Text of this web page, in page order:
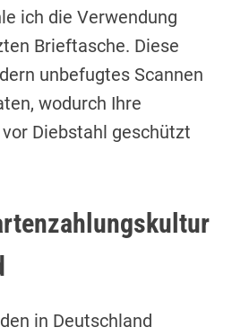
ich die Verwendung
Brieftasche. Diese
unbefugtes Scannen
wodurch Ihre
Diebstahl geschützt
in Deutschland